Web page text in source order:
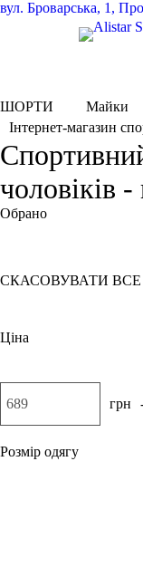
вул. Броварська, 1,
ШОРТИ Майки
Інтернет-магазин
чоловіків
Обрано
СКАСОВУВАТИ ВСЕ
Ціна
грн
Розмір одягу